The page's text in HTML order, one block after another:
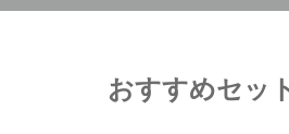
おすすめセッ